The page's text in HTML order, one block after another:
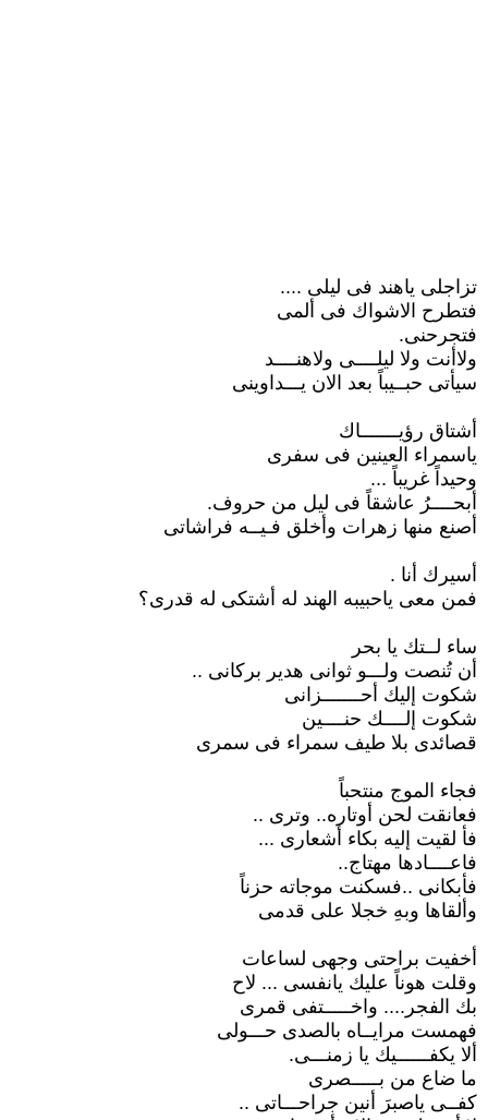
تزاجلى ياهند فى ليلى ....
فتطرح الاشواك فى ألمى
فتجرحنى.
ولاأنت ولا ليلــــى ولاهنــــد
سيأتى حبــيباً بعد الان يـــداوينى
أشتاق رؤيـــــــاك
ياسمراء العينين فى سفرى
وحيداً غريباً ...
أبحــــرُ عاشقاً فى ليل من حروف.
أصنع منها زهرات وأخلق فـيــه فراشاتى
أسيرك أنا .
فمن معى ياحبيبه الهند له أشتكى له قدرى؟
ساء لــتك يا بحر
أن تُنصت ولـــو ثوانى هدير بركانى ..
شكوت إليك أحـــــــزانى
شكوت إلــــك حنــــين
قصائدى بلا طيف سمراء فى سمرى
فجاء الموج منتحباً
فعانقت لحن أوتاره.. وترى ..
فأ لقيت إليه بكاء أشعارى ...
فاعــــادها مهتاج..
فأبكانى ..فسكنت موجاته حزناً
وألقاها وبهِ خجلا على قدمى
أخفيت براحتى وجهى لساعات
وقلت هوناً عليك يانفسى ... لاح
بك الفجر.... واخـــــتفى قمرى
فهمست مرايــاه بالصدى حـــولى
ألا يكفــــــيك يا زمنـــى.
ما ضاع من بـــــصرى
كفــى ياصبرَ أنين جراحـــاتى ..